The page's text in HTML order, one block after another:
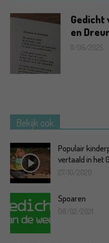
Gedicht
en
11/06/2025
Bekijk ook
Populair
vertaald in het
27/10/2020
Spoaren
08/02/2021